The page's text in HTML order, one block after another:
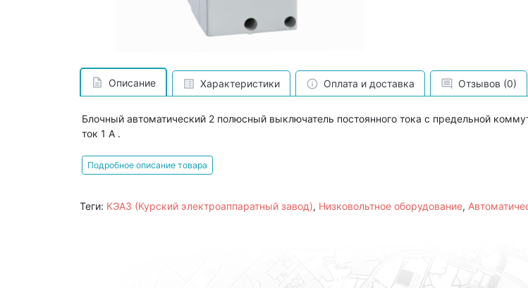
Описание Характеристики Оплата и доставка Отзывов (0)
Блочный автоматический 2 полюсный выключатель постоянного тока с предельной
ток 1 А .
Подробное описание товара
Теги: КЭАЗ (Курский электроаппаратный завод), Низковольтное оборудование,